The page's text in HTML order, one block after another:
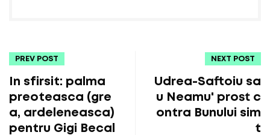
PREV POST
In sfirsit: palma
preoteasca (gre
a, ardeleneasca)
pentru Gigi Becal
NEXT POST
Udrea-Saftoiu sa
u Neamu' prost c
ontra Bunului sim
t